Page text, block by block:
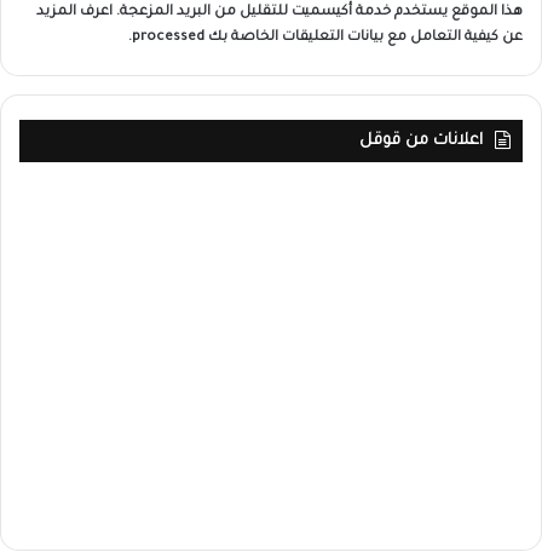
هذا الموقع يستخدم خدمة أكيسميت للتقليل من البريد المزعجة. اعرف المزيد
عن كيفية التعامل مع بيانات التعليقات الخاصة بك processed
.
اعلانات من قوقل